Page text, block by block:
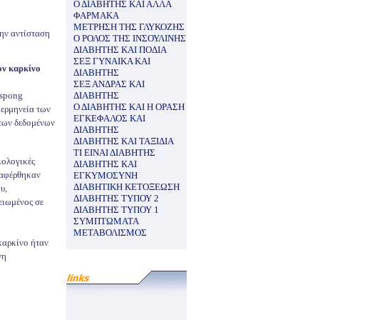
αντίσταση
καρκίνο
των
δεδομένων
σε
ήταν
Ο ΔΙΑΒΗΤΗΣ ΚΑΙ ΑΛΛΑ
ΦΑΡΜΑΚΑ
ΜΕΤΡΗΣΗ ΤΗΣ ΓΛΥΚΟΖΗΣ
Ο ΡΟΛΟΣ ΤΗΣ ΙΝΣΟΥΛΙΝΗΣ
ΔΙΑΒΗΤΗΣ ΚΑΙ ΠΟΔΙΑ
ΣΕΞ ΓΥΝΑΙΚΑ ΚΑΙ
ΔΙΑΒΗΤΗΣ
ΣΕΞ ΑΝΔΡΑΣ ΚΑΙ
ΔΙΑΒΗΤΗΣ
Ο ΔΙΑΒΗΤΗΣ ΚΑΙ Η ΟΡΑΣΗ
ΕΓΚΕΦΑΛΟΣ ΚΑΙ
ΔΙΑΒΗΤΗΣ
ΔΙΑΒΗΤΗΣ ΚΑΙ ΤΑΞΙΔΙΑ
ΤΙ ΕΙΝΑΙ ΔΙΑΒΗΤΗΣ
ΔΙΑΒΗΤΗΣ ΚΑΙ
ΕΓΚΥΜΟΣΥΝΗ
ΔΙΑΒΗΤΙΚΗ ΚΕΤΟΞΕΩΣΗ
ΔΙΑΒΗΤΗΣ ΤΥΠΟΥ 2
ΔΙΑΒΗΤΗΣ ΤΥΠΟΥ 1
ΣΥΜΠΤΩΜΑΤΑ
ΜΕΤΑΒΟΛΙΣΜΟΣ